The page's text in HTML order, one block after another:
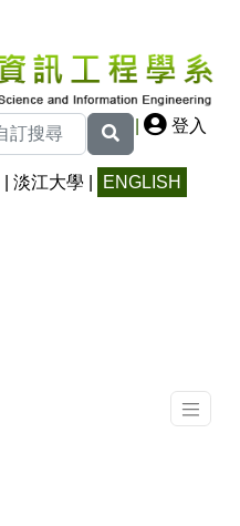
| 登入
淡江大學 ENGLISH